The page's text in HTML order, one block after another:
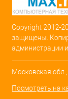
Copyright 2012-
защищены.
администрации
Московская
Посмотреть на